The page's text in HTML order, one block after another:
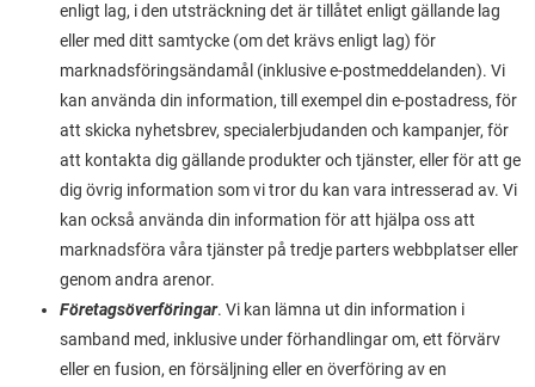
enligt lag, i den utsträckning det är tillåtet enligt gällande lag
eller med ditt samtycke (om det krävs enligt lag) för
marknadsföringsändamål (inklusive e-postmeddelanden). Vi
kan använda din information, till exempel din e-postadress, för
att skicka nyhetsbrev, specialerbjudanden och kampanjer, för
att kontakta dig gällande produkter och tjänster, eller för att ge
dig övrig information som vi tror du kan vara intresserad av. Vi
kan också använda din information för att hjälpa oss att
marknadsföra våra tjänster på tredje parters webbplatser eller
genom andra arenor.
Företagsöverföringar. Vi kan lämna ut din information i
samband med, inklusive under förhandlingar om, ett förvärv
eller en fusion, en försäljning eller en överföring av en